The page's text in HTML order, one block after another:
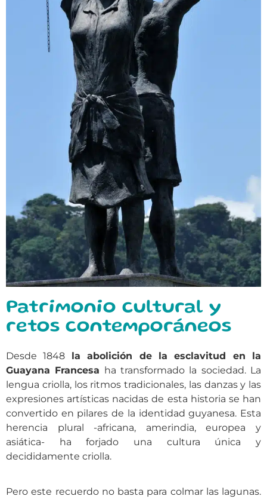
Patrimonio cultural y
retos contemporáneos
Desde 1848
la abolición de la esclavitud en la
Guayana Francesa ha transformado la sociedad. La
lengua criolla, los ritmos tradicionales, las danzas y las
expresiones artísticas nacidas de esta historia se han
convertido en pilares de la identidad guyanesa. Esta
herencia plural -africana, amerindia, europea y
asiática- ha forjado una cultura única y
decididamente criolla.
Pero este recuerdo no basta para colmar las lagunas.